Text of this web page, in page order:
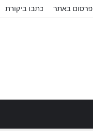
פרסום באתר כתבו ביקורת